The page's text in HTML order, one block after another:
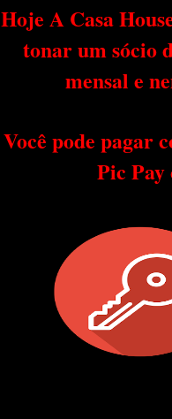
Hoje A Casa
tonar um sócio
mensal e
Você pode pagar
Pic